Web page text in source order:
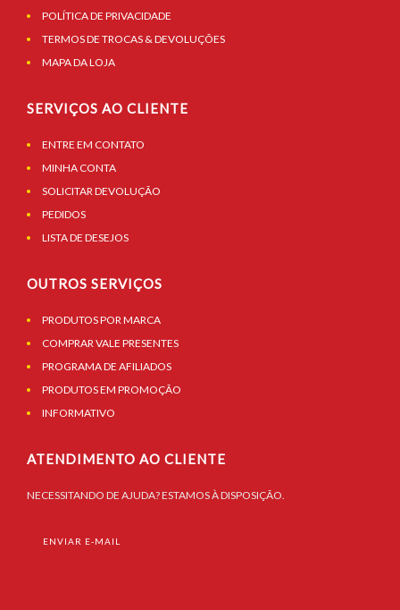
POLÍTICA DE PRIVACIDADE
TERMOS DE TROCAS & DEVOLUÇÕES
MAPA DA LOJA
SERVIÇOS AO CLIENTE
ENTRE EM CONTATO
MINHA CONTA
SOLICITAR DEVOLUÇÃO
PEDIDOS
LISTA DE DESEJOS
OUTROS SERVIÇOS
PRODUTOS POR MARCA
COMPRAR VALE PRESENTES
PROGRAMA DE AFILIADOS
PRODUTOS EM PROMOÇÃO
INFORMATIVO
ATENDIMENTO AO CLIENTE
NECESSITANDO DE AJUDA? ESTAMOS À DISPOSIÇÃO.
ENVIAR E-MAIL